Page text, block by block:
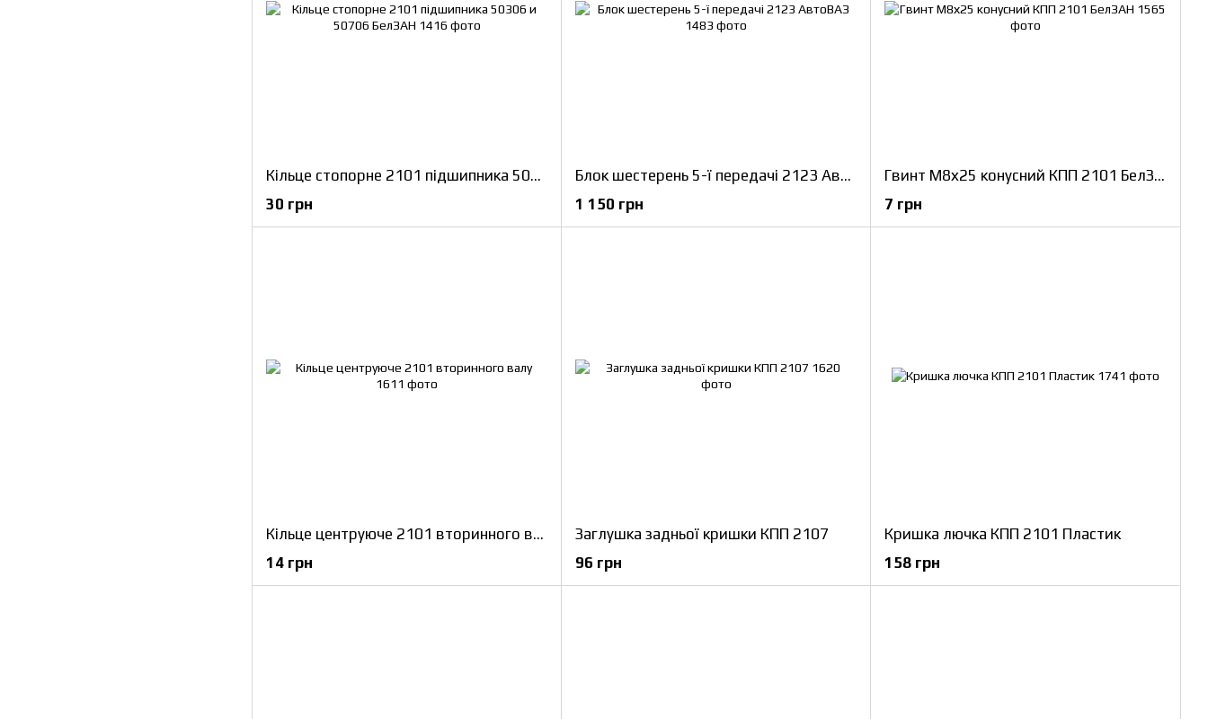
Кільце стопорне 2101 підшипника 50306 и 50706 БелЗАН
30 грн
Блок шестерень 5-ї передачі 2123 АвтоВАЗ
1 150 грн
Гвинт М8х25 конусний КПП 2101 БелЗАН
7 грн
Кільце центруюче 2101 вторинного валу
14 грн
Заглушка задньої кришки КПП 2107
96 грн
Кришка лючка КПП 2101 Пластик
158 грн